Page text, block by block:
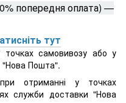
попередня оплата) —
тут
самовивозу або у
"Нова Пошта".
отриманні у точках
служби доставки "Нова